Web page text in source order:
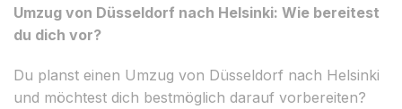
Umzug von Düsseldorf nach Helsinki: Wie bereitest
du dich vor?
Du planst einen Umzug von Düsseldorf nach Helsinki
und möchtest dich bestmöglich darauf vorbereiten?